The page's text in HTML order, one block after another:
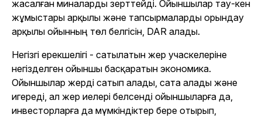
жасалған миналарды зерттейді. Ойыншылар тау-кен
жұмыстары арқылы және тапсырмаларды орындау
арқылы ойынның төл белгісін, DAR алады.
Негізгі ерекшелігі - сатылатын жер учаскелеріне
негізделген ойыншы басқаратын экономика.
Ойыншылар жерді сатып алады, сата алады және
игереді, ал жер иелері белсенді ойыншыларға да,
инвесторларға да мүмкіндіктер бере отырып,